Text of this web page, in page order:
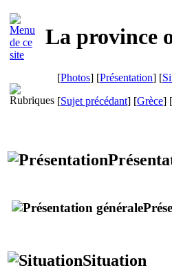
La province
[Photos] [Présentation] [
[Sujet précédant] [Grèce] [
Situation